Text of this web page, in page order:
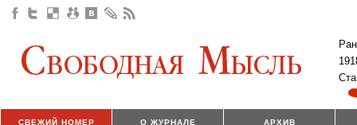
СВЕЖИЙ НОМЕР О ЖУРНАЛЕ АРХИВ